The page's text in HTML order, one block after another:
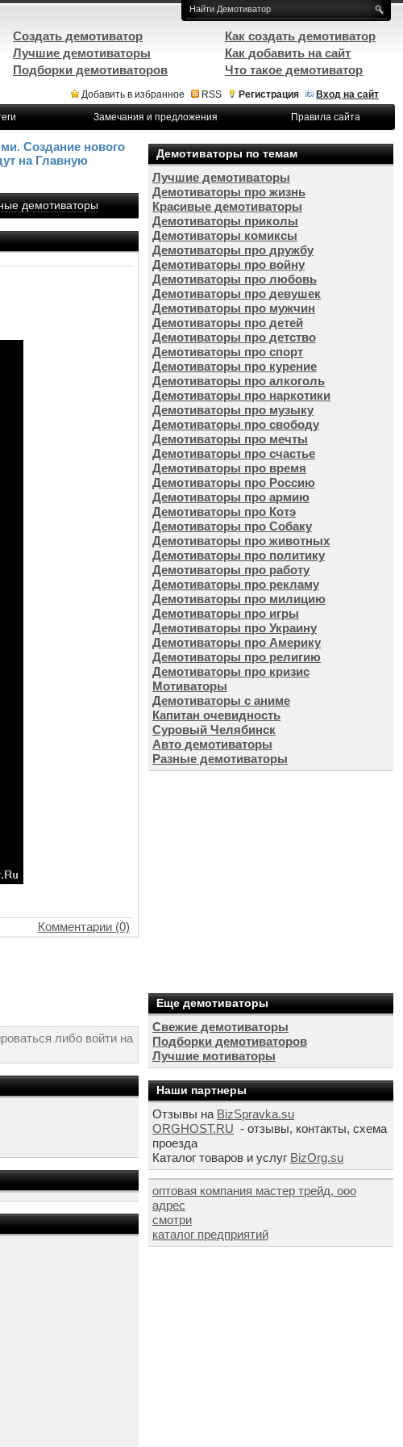
Добавить в избранное RSS Регистрация
Вход на сайт
Замечания и предложения Правила сайта
Создание нового
на Главную
демотиваторы
Комментарии (0)
либо войти на
Демотиваторы по темам
Лучшие демотиваторы
Демотиваторы про жизнь
Красивые демотиваторы
Демотиваторы приколы
Демотиваторы комиксы
Демотиваторы про дружбу
Демотиваторы про войну
Демотиваторы про любовь
Демотиваторы про девушек
Демотиваторы про мужчин
Демотиваторы про детей
Демотиваторы про детство
Демотиваторы про спорт
Демотиваторы про курение
Демотиваторы про алкоголь
Демотиваторы про наркотики
Демотиваторы про музыку
Демотиваторы про свободу
Демотиваторы про мечты
Демотиваторы про счастье
Демотиваторы про время
Демотиваторы про Россию
Демотиваторы про армию
Демотиваторы про Котэ
Демотиваторы про Собаку
Демотиваторы про животных
Демотиваторы про политику
Демотиваторы про работу
Демотиваторы про рекламу
Демотиваторы про милицию
Демотиваторы про игры
Демотиваторы про Украину
Демотиваторы про Америку
Демотиваторы про религию
Демотиваторы про кризис
Мотиваторы
Демотиваторы с аниме
Капитан очевидность
Суровый Челябинск
Авто демотиваторы
Разные демотиваторы
Еще демотиваторы
Свежие демотиваторы
Подборки демотиваторов
Лучшие мотиваторы
Наши партнеры
Отзывы на BizSpravka.su
ORGHOST.RU - отзывы, контакты, схема
проезда
Каталог товаров и услуг BizOrg.su
оптовая компания мастер трейд, ооо
адрес
смотри
каталог предприятий
Создать демотиватор
Лучшие демотиваторы
Подборки демотиваторов
Как создать демотиватор
Как добавить на сайт
Что такое демотиватор